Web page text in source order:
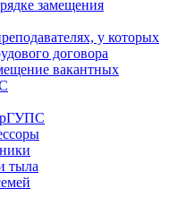
замещения
у которых
договора
вакантных
тыла